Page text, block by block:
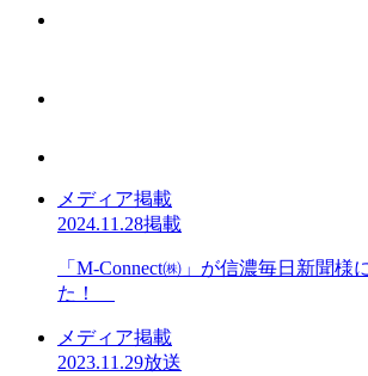
メディア掲載
2024.11.28掲載
「M-Connect㈱」が信濃毎日新聞様
た！
メディア掲載
2023.11.29放送